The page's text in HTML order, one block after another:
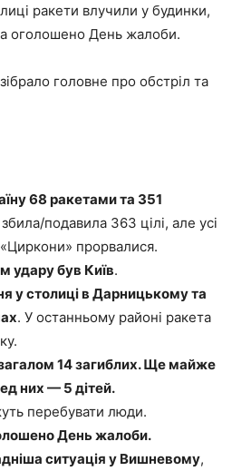
ракети влучили у будинки,
оголошено День жалоби.
головне про обстріл та
68 ракетами та 351
подавила 363 цілі, але усі
прорвалися.
удару був Київ.
у столиці в Дарницькому та
. У останньому районі ракета
14 загиблих. Ще майже
них — 5 дітей.
перебувати люди.
День жалоби.
ситуація у Вишневому,